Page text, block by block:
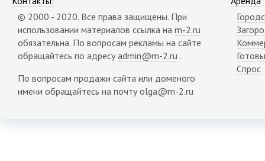
© 2000 - 2020. Все права защищены. При
использовании материалов ссылка на m-2.ru
обязательна. По вопросам рекламы на сайте
обращайтесь по адресу admin@m-2.ru .
По вопросам продажи сайта или доменого
имени обращайтесь на почту olga@m-2.ru
Спрос